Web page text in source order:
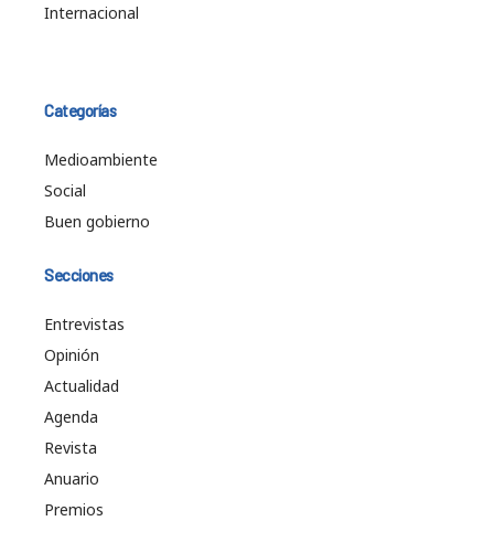
Internacional
Categorías
Medioambiente
Social
Buen gobierno
Secciones
Entrevistas
Opinión
Actualidad
Agenda
Revista
Anuario
Premios